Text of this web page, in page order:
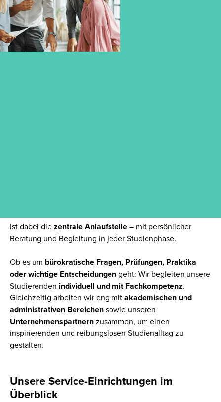
familiären Umfeld. Unser Team in denStudent Services
ist dabei die zentrale Anlaufstelle – mit persönlicher
Beratung und Begleitung in jeder Studienphase.
Ob es um bürokratische Fragen, Prüfungen, Praktika
oder wichtige Entscheidungen geht: Wir begleiten unsere
Studierenden individuell und mit Fachkompetenz.
Gleichzeitig arbeiten wir eng mit akademischen und
administrativen Bereichen sowie unseren
Unternehmenspartnern zusammen, um einen
inspirierenden und reibungslosen Studienalltag zu
gestalten.
Unsere Service-Einrichtungen im
Überblick